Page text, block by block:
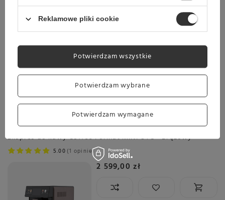
2 399,00 zł
Oszczedź
600,00 zł
Wysyłka
Darmowa dostawa
Sprawdź cennik
Ekspres do kawy Coffee Format MINI OTC - Brązowy
5.00 1 opinie
2 599,00 zł
Reklamowe pliki cookie
Potwierdzam wybrane
Potwierdzam wymagane
Potwierdzam wszystkie